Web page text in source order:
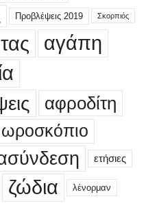
Προβλέψεις 2019 Σκορπιός
αγάπη
αφροδίτη
ωροσκόπιο
ετήσιες
ζώδια λένορμαν